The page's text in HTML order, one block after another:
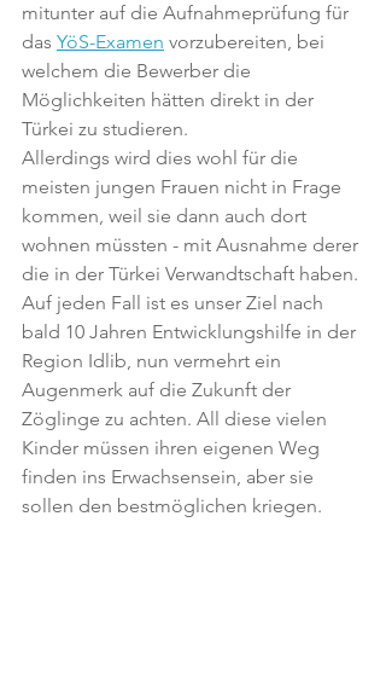
mitunter auf die Aufnahmeprüfung für
das YöS-Examen vorzubereiten, bei
welchem die Bewerber die
Möglichkeiten hätten direkt in der
Türkei zu studieren.
Allerdings wird dies wohl für die
meisten jungen Frauen nicht in Frage
kommen, weil sie dann auch dort
wohnen müssten - mit Ausnahme derer
die in der Türkei Verwandtschaft haben.
Auf jeden Fall ist es unser Ziel nach
bald 10 Jahren Entwicklungshilfe in der
Region Idlib, nun vermehrt ein
Augenmerk auf die Zukunft der
Zöglinge zu achten. All diese vielen
Kinder müssen ihren eigenen Weg
finden ins Erwachsensein, aber sie
sollen den bestmöglichen kriegen.